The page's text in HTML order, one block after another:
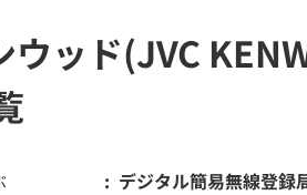
ウッド(JVC
デジタル簡易無線登録